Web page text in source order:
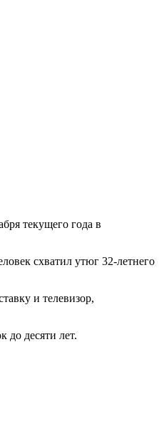
текущего года в
схватил утюг 32-летнего
и телевизор,
до десяти лет.